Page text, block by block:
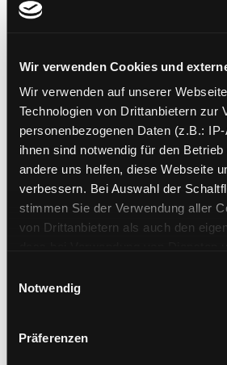
Wir verwenden Cookies und
Wir verwenden auf unserer
Technologien von Drittanbietern zur
personenbezogenen Daten (z.B.:
ihnen sind notwendig für den
andere uns helfen, diese Webseite
verbessern. Bei Auswahl der
stimmen Sie der Verwendung aller
von Drittanbietern als auch den
(Länder außerhalb des EWR ohne
Datenschutzniveau) stattfinden
ausgeschlossen werden. Eine
Notwendig
Präferenzen
Mehr Informationen ein-/
Exemplare
Zweigstelle: Nord - Geidorf
Signatur: DR WOO
Standort 2:Ausleihe
Status: Verfügbar
Vorbestellungen:0
Mediengruppe: Belletristik
Barcode: